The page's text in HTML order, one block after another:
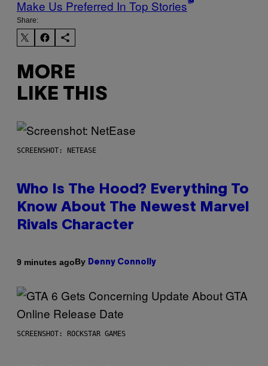
Make Us Preferred In Top Stories
Share:
MORE
LIKE THIS
SCREENSHOT: NETEASE
Who Is The Hood? Everything To
Know About The Newest Marvel
Rivals Character
9 minutes agoBy Denny Connolly
SCREENSHOT: ROCKSTAR GAMES